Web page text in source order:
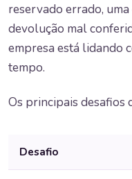
reservado errado,
devolução mal
empresa está lidando
tempo.
Os principais desafios
Desafio